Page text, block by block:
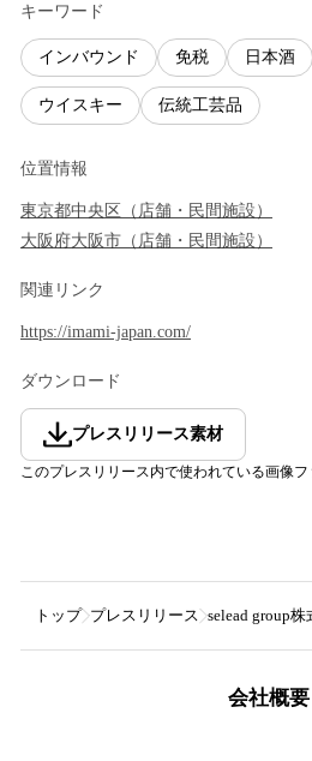
キーワード
インバウンド 免税 日本酒
ウイスキー 伝統工芸品
位置情報
東京都中央区 （ 店舗・民間施設 ）
大阪府大阪市 （ 店舗・民間施設 ）
関連リンク
https://imami-japan.com/
ダウンロード
プレスリリース素材
このプレスリリース内で使われている画像
トップ プレスリリース selead group株
会社概要